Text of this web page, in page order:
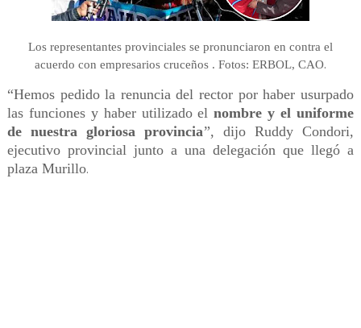
Los representantes provinciales se pronunciaron en contra el
acuerdo con empresarios cruceños . Fotos: ERBOL, CAO.
“Hemos pedido la renuncia del rector por haber usurpado
las funciones y haber utilizado elnombre y el uniforme
de nuestra gloriosa provincia”, dijo Ruddy Condori,
ejecutivo provincial junto a una delegación que llegó a
plaza Murillo.